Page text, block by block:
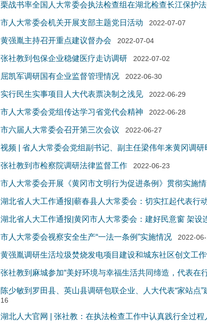
栗战书率全国人大常委会执法检查组在湖北检查长江保护
市人大常委会机关开展支部主题党日活动 2022-07-07
黄强胤主持召开重点建议督办会 2022-07-04
张社教到包保企业稳健医疗走访调研 2022-07-02
屈凯军调研国有企业监督管理情况 2022-06-30
实行民生实事项目人大代表票决制之浅见 2022-06-29
市人大常委会党组传达学习省党代会精神 2022-06-28
市六届人大常委会召开第三次会议 2022-06-27
视频 | 省人大常委会党组副书记、副主任梁伟年来黄冈调研
张社教到市检察院调研法律监督工作 2022-06-23
市人大常委会开展《黄冈市文明行为促进条例》贯彻实施
湖北省人大工作通报|蕲春县人大常委会：切实扛起代表行
湖北省人大工作通报|黄冈市人大常委会：建好民意窗 架设
市人大常委会视察安全生产“一法一条例”实施情况 2022-
黄强胤调研生活垃圾焚烧发电项目建设和城东社区创文工
张社教到麻城参加“美好环境与幸福生活共同缔造，代表在
陈少敏到罗田县、英山县调研包联企业、人大代表“家站点
16
湖北人大官网 | 张社教：在执法检查工作中认真践行全过程